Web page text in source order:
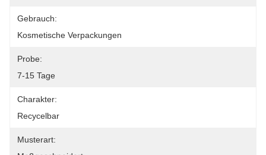
Gebrauch:
Kosmetische Verpackungen
Probe:
7-15 Tage
Charakter:
Recycelbar
Musterart: